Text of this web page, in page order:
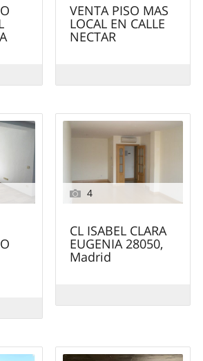
VENTA PISO MAS
LOCAL EN CALLE
NECTAR
4
CL ISABEL CLARA
EUGENIA 28050,
Madrid